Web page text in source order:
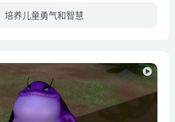
培养儿童勇气和智慧